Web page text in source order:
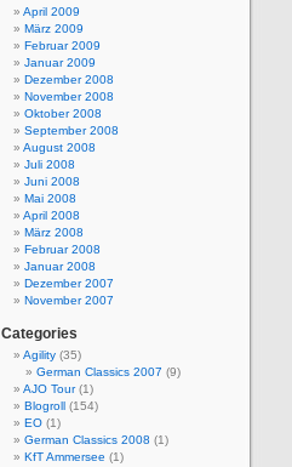
April 2009
März 2009
Februar 2009
Januar 2009
Dezember 2008
November 2008
Oktober 2008
September 2008
August 2008
Juli 2008
Juni 2008
Mai 2008
April 2008
März 2008
Februar 2008
Januar 2008
Dezember 2007
November 2007
Categories
Agility (35)
German Classics 2007 (9)
AJO Tour(1)
Blogroll (154)
EO (1)
German Classics 2008 (1)
KfT Ammersee (1)